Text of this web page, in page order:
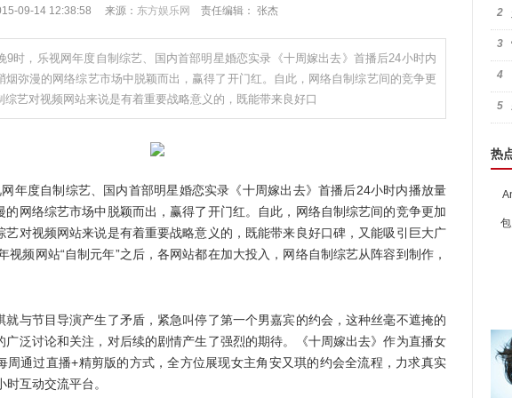
09-14 12:38:58 来源： 东方娱乐网 责任编辑： 张杰
9时，乐视网年度自制综艺、国内首部明星婚恋实录《十周嫁出去》首播后24小时内
烟弥漫的网络综艺市场中脱颖而出，赢得了开门红。自此，网络自制综艺间的竞争更
综艺对视频网站来说是有着重要战略意义的，既能带来良好口
度自制综艺、国内首部明星婚恋实录《十周嫁出去》首播后24小时内播放量
的网络综艺市场中脱颖而出，赢得了开门红。自此，网络自制综艺间的竞争更加
艺对视频网站来说是有着重要战略意义的，既能带来良好口碑，又能吸引巨大广
视频网站“自制元年”之后，各网站都在加大投入，网络自制综艺从阵容到制作，
节目导演产生了矛盾，紧急叫停了第一个男嘉宾的约会，这种丝毫不遮掩的
广泛讨论和关注，对后续的剧情产生了强烈的期待。《十周嫁出去》作为直播女
周通过直播+精剪版的方式，全方位展现女主角安又琪的约会全流程，力求真实
互动交流平台。
2
3
4
5
热